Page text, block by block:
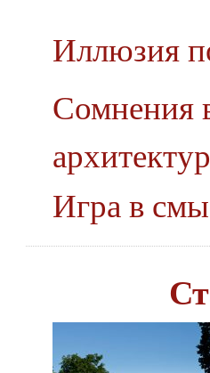
Иллюзия
Сомнения
Игра в